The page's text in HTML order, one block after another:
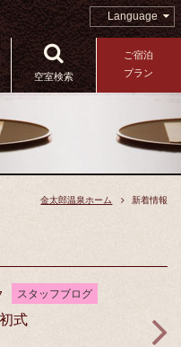
Language
空室検索
ご宿泊
プラン
金太郎温泉ホーム 新着情報
スタッフブログ
式